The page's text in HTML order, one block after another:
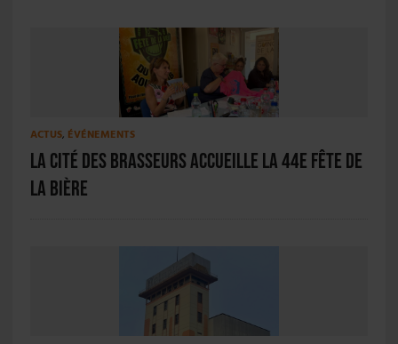
ACTUS, ÉVÉNEMENTS
La Cité des Brasseurs accueille la 44e Fête de
la Bière